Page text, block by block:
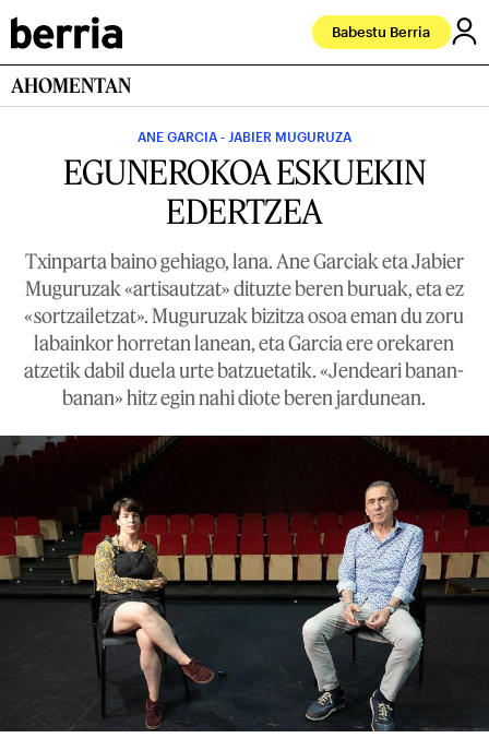
Babestu Berria
AHOMENTAN
ANE GARCIA - JABIER MUGURUZA
EGUNEROKOA ESKUEKIN
EDERTZEA
Txinparta baino gehiago, lana. Ane Garciak eta Jabier
Muguruzak «artisautzat» dituzte beren buruak, eta ez
«sortzailetzat». Muguruzak bizitza osoa eman du zoru
labainkor horretan lanean, eta Garcia ere orekaren
atzetik dabil duela urte batzuetatik. «Jendeari banan-
banan» hitz egin nahi diote beren jardunean.